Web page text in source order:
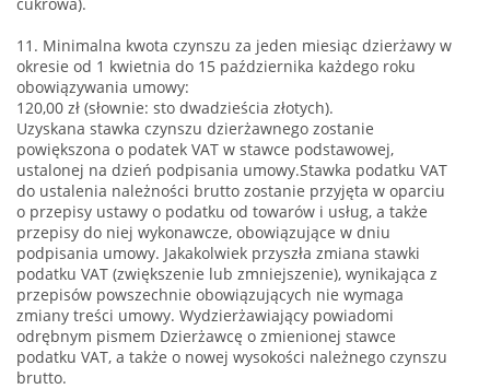
11. Minimalna kwota czynszu za jeden miesiąc dzierżawy w
okresie od 1 kwietnia do 15 października każdego roku
obowiązywania umowy:
120,00 zł (słownie: sto dwadzieścia złotych).
Uzyskana stawka czynszu dzierżawnego zostanie
powiększona o podatek VAT w stawce podstawowej,
ustalonej na dzień podpisania umowy.Stawka podatku VAT
do ustalenia należności brutto zostanie przyjęta w oparciu
o przepisy ustawy o podatku od towarów i usług, a także
przepisy do niej wykonawcze, obowiązujące w dniu
podpisania umowy. Jakakolwiek przyszła zmiana stawki
podatku VAT (zwiększenie lub zmniejszenie), wynikająca z
przepisów powszechnie obowiązujących nie wymaga
zmiany treści umowy. Wydzierżawiający powiadomi
odrębnym pismem Dzierżawcę o zmienionej stawce
podatku VAT, a także o nowej wysokości należnego czynszu
brutto.